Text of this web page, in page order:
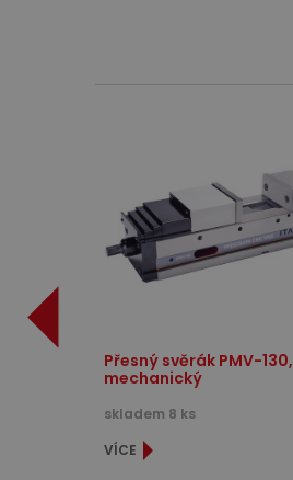
Přesný svěrák PMV-130,
mechanický
skladem 8 ks
VÍCE